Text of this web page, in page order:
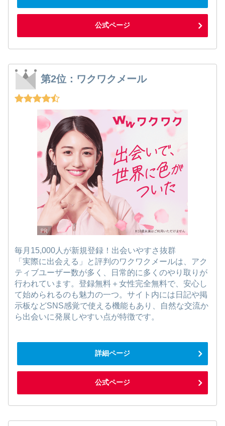
公式ページ
第2位：ワクワクメール
毎月15,000人が新規登録！出会いやすさ抜群
「実際に出会える」と評判のワクワクメールは、アク
ティブユーザー数が多く、日常的に多くのやり取りが
行われています。登録無料＋女性完全無料で、安心し
て始められるのも魅力の一つ。サイト内には日記や掲
示板などSNS感覚で使える機能もあり、自然な交流か
ら出会いに発展しやすい点が特徴です。
詳細ページ
公式ページ